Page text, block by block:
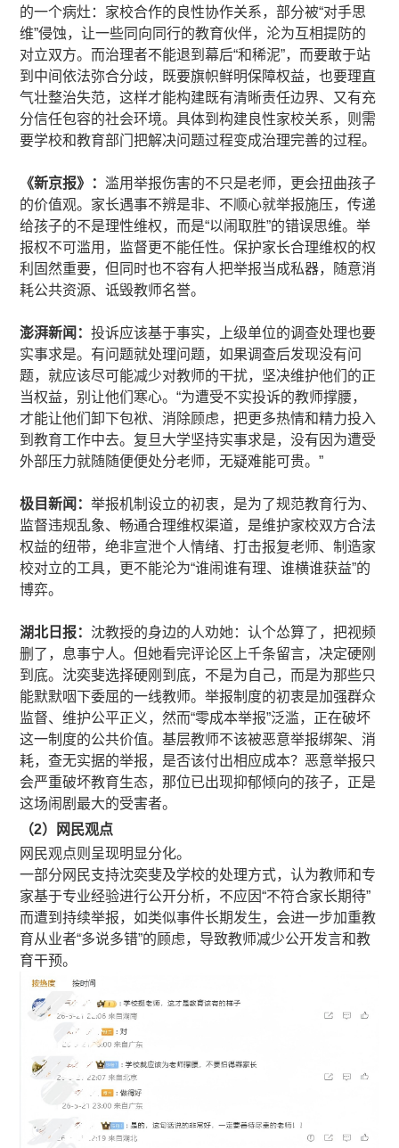
的一个病灶：家校合作的良性协作关系，部分被“对手思
维”侵蚀，让一些同向同行的教育伙伴，沦为互相提防的
对立双方。而治理者不能退到幕后“和稀泥”，而要敢于站
到中间依法弥合分歧，既要旗帜鲜明保障权益，也要理直
气壮整治失范，这样才能构建既有清晰责任边界、又有充
分信任包容的社会环境。具体到构建良性家校关系，则需
要学校和教育部门把解决问题过程变成治理完善的过程。
《新京报》：滥用举报伤害的不只是老师，更会扭曲孩子
的价值观。家长遇事不辨是非、不顺心就举报施压，传递
给孩子的不是理性维权，而是“以闹取胜”的错误思维。举
报权不可滥用，监督更不能任性。保护家长合理维权的权
利固然重要，但同时也不容有人把举报当成私器，随意消
耗公共资源、诋毁教师名誉。
澎湃新闻：投诉应该基于事实，上级单位的调查处理也要
实事求是。有问题就处理问题，如果调查后发现没有问
题，就应该尽可能减少对教师的干扰，坚决维护他们的正
当权益，别让他们寒心。“为遭受不实投诉的教师撑腰，
才能让他们卸下包袱、消除顾虑，把更多热情和精力投入
到教育工作中去。复旦大学坚持实事求是，没有因为遭受
外部压力就随随便便处分老师，无疑难能可贵。”
极目新闻：举报机制设立的初衷，是为了规范教育行为、
监督违规乱象、畅通合理维权渠道，是维护家校双方合法
权益的纽带，绝非宣泄个人情绪、打击报复老师、制造家
校对立的工具，更不能沦为“谁闹谁有理、谁横谁获益”的
博弈。
湖北日报： 沈教授的身边的人劝她：认个怂算了，把视频
删了，息事宁人。但她看完评论区上千条留言，决定硬刚
到底。沈奕斐选择硬刚到底，不是为自己，而是为那些只
能默默咽下委屈的一线教师。举报制度的初衷是加强群众
监督、维护公平正义，然而“零成本举报”泛滥，正在破坏
这一制度的公共价值。基层教师不该被恶意举报绑架、消
耗，查无实据的举报，是否该付出相应成本？恶意举报只
会严重破坏教育生态，那位已出现抑郁倾向的孩子，正是
这场闹剧最大的受害者。
（2）网民观点
网民观点则呈现明显分化。
一部分网民支持沈奕斐及学校的处理方式，认为教师和专
家基于专业经验进行公开分析，不应因“不符合家长期待”
而遭到持续举报，如类似事件长期发生，会进一步加重教
育从业者“多说多错”的顾虑，导致教师减少公开发言和教
育干预。